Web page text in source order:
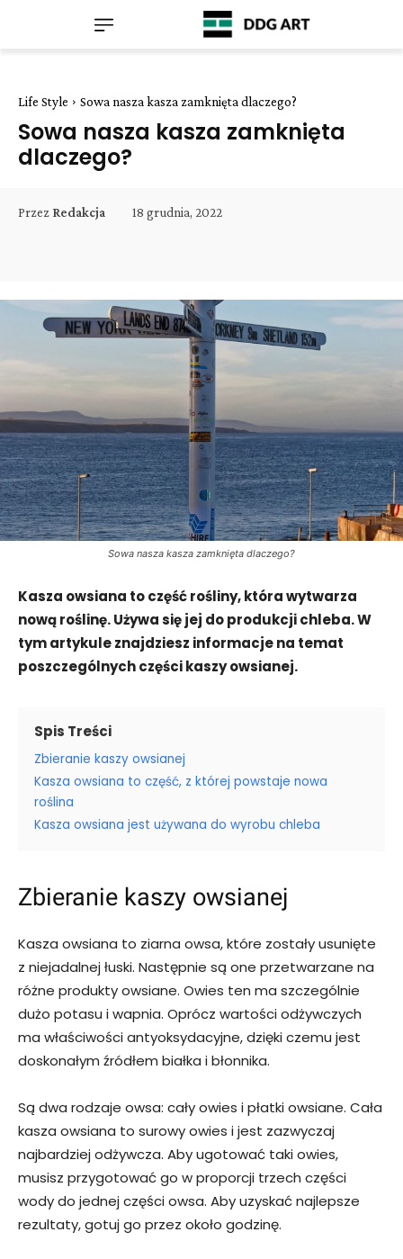
Life Style Sowa nasza kasza zamknięta dlaczego?
Sowa nasza kasza zamknięta
dlaczego?
Przez Redakcja 18 grudnia, 2022
Sowa nasza kasza zamknięta dlaczego?
Kasza owsiana to część rośliny, która wytwarza
nową roślinę. Używa się jej do produkcji chleba. W
tym artykule znajdziesz informacje na temat
poszczególnych części kaszy owsianej.
Spis Treści
Zbieranie kaszy owsianej
Kasza owsiana to część, z której powstaje nowa
roślina
Kasza owsiana jest używana do wyrobu chleba
Zbieranie kaszy owsianej
Kasza owsiana to ziarna owsa, które zostały usunięte
z niejadalnej łuski. Następnie są one przetwarzane na
różne produkty owsiane. Owies ten ma szczególnie
dużo potasu i wapnia. Oprócz wartości odżywczych
ma właściwości antyoksydacyjne, dzięki czemu jest
doskonałym źródłem białka i błonnika.
Są dwa rodzaje owsa: cały owies i płatki owsiane. Cała
kasza owsiana to surowy owies i jest zazwyczaj
najbardziej odżywcza. Aby ugotować taki owies,
musisz przygotować go w proporcji trzech części
wody do jednej części owsa. Aby uzyskać najlepsze
rezultaty, gotuj go przez około godzinę.